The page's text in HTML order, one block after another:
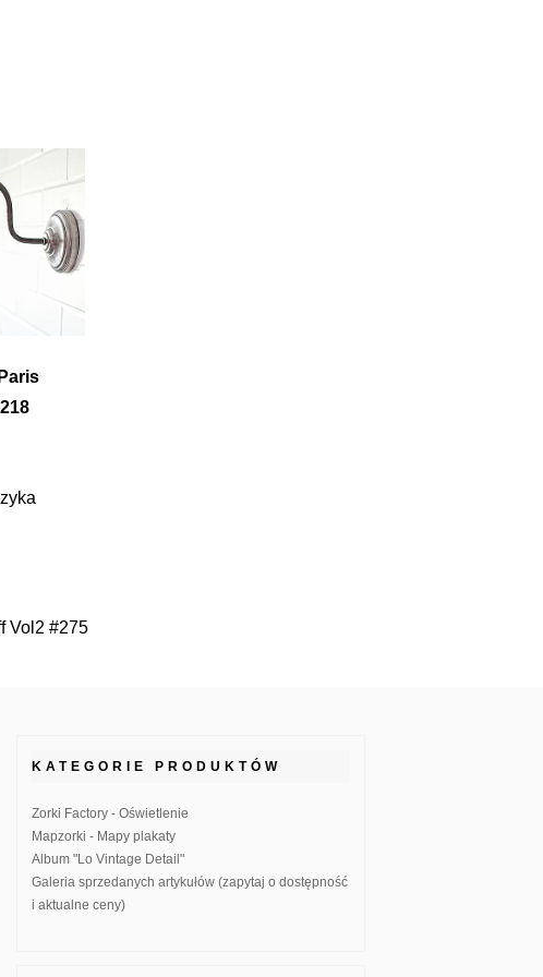
Vol2 #275
KATEGORIE PRODUKTÓW
Zorki Factory - Oświetlenie
Mapzorki - Mapy plakaty
Album "Lo Vintage Detail"
Galeria sprzedanych artykułów (zapytaj o dostępność
i aktualne ceny)